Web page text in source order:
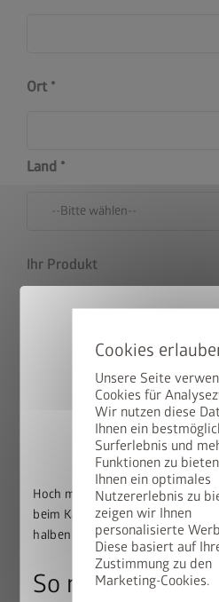
Unsere Seite
Cookies für
Wir nutzen diese
Ihnen ein
Surferlebnis und
Funktionen zu
Ihnen ein optimales
Nutzererlebnis zu
zeigen wir Ihnen
personalisierte
Diese basiert auf
Zustimmung zu den
Marketing-Cookies.
Ort
Land
Ihr Produkt
Benötigtes Ersatzteil - Wenn
angeben
50% auf
Hoch mit dem Bike. Runter mit
beim Kauf eines passenden
halben Preis erhältlich.
So nutzen Sie